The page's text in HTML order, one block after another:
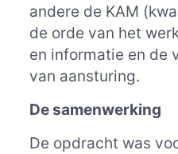
andere de KAM
de orde van het
en informatie en de
van aansturing.
De samenwerking
De opdracht was